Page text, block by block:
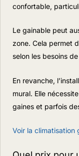
confortable,
Le gainable peut
zone. Cela permet
selon les besoins
En revanche,
mural. Elle
gaines et parfois
Voir la climatisation